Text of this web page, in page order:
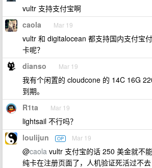
vultr 支持支付宝啊
caola Mar 19
vultr 和 digitalocean 都支持国内支付宝
卡呢？
dianso Mar 19
我有个闲置的 cloudcone 的 14C 16G
到期。
R1ta Mar 19
lightsail 不行吗？
loulijun OP Mar 19
@caola vultr 支付宝的话 250 美金就不
纯卡在注册页面了，人机验证死活过不去